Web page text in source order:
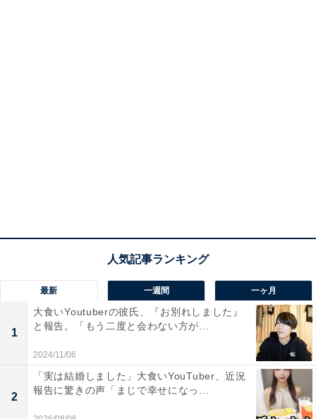
最新 一週間 一ヶ月
1
大食いYoutuberの彼氏、『お別れしました』
と報告。「もう二度と会わない方が...
2024/11/06
2
「実は結婚しました」大食いYouTuber、近況
報告に驚きの声「まじで幸せになっ...